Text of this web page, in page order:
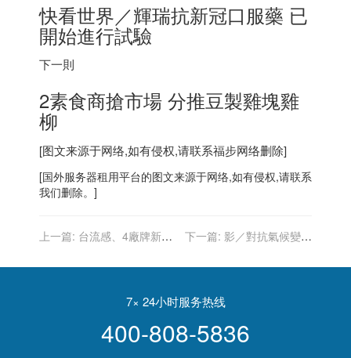
快看世界／輝瑞抗新冠口服藥 已
開始進行試驗
下一則
2素食商搶市場 分推豆製雞塊雞
柳
[图文来源于网络,如有侵权,请联系福步网络删除]
[国外服务器租用平台的图文来源于网络,如有侵权,请联系
我们删除。]
上一篇: 台流感、4廠牌新冠
機制
下一篇: 影／對抗氣候變遷
作為
7× 24小时服务热线
400-808-5836